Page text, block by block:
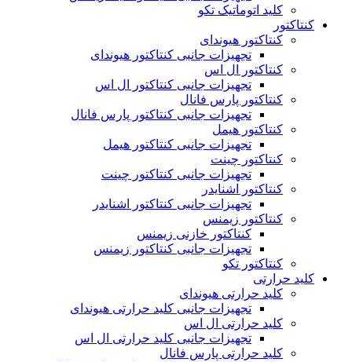
کلید اتوماتیک تکو
کنتاکتور
کنتاکتور هیوندای
تجهیزات جانبی کنتاکتور هیوندای
کنتاکتور ال اس
تجهیزات جانبی کنتاکتور ال اس
کنتاکتور پارس فانال
تجهیزات جانبی کنتاکتور پارس فانال
کنتاکتور هیمل
تجهیزات جانبی کنتاکتور هیمل
کنتاکتور چینت
تجهیزات جانبی کنتاکتور چینت
کنتاکتور اشنایدر
تجهیزات جانبی کنتاکتور اشنایدر
کنتاکتور زیمنس
کنتاکتور خازنی زیمنس
تجهیزات جانبی کنتاکتور زیمنس
کنتاکتور تکو
کلید حرارتی
کلید حرارتی هیوندای
تجهیزات جانبی کلید حرارتی هیوندای
کلید حرارتی ال اس
تجهیزات جانبی کلید حرارتی ال اس
کلید حرارتی پارس فانال